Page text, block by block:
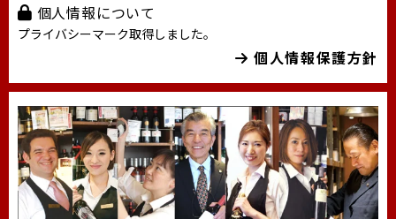
個人情報について
プライバシーマーク取得しました。
個人情報保護方針